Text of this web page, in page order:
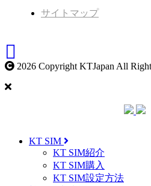
サイトマップ
2026 Copyright KTJapan All
KT SIM
KT SIM紹介
KT SIM購入
KT SIM設定方法